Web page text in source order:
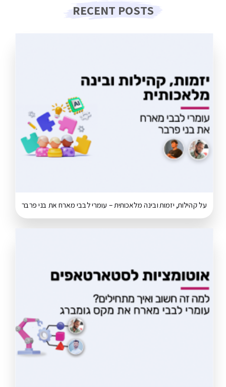
על קהילות, יזמות ובינה מלאכותית – עומרי לבבי מארח את בני פרבר